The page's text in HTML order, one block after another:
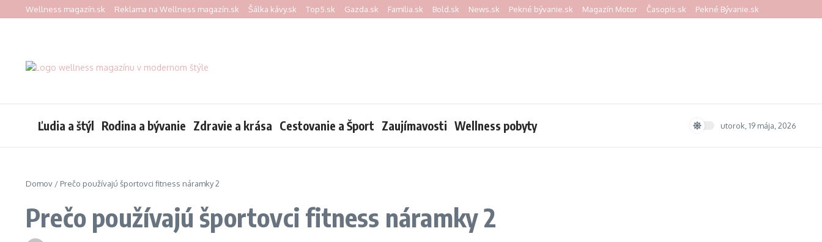
Preskočiť na obsah
Wellness magazín.sk Reklama na Wellness magazín.sk Šálka kávy.sk Top5.sk Gazda.sk Familia.sk Bold.sk News.sk Pekné bývanie.sk Magazín Motor Časopis.sk Pekné Bývanie.sk
Ľudia a štýl Rodina a bývanie Zdravie a krása Cestovanie a Šport Zaujímavosti Wellness pobyty utorok, 19 mája, 2026
Domov / Prečo používajú športovci fitness náramky 2
Prečo používajú športovci fitness náramky 2